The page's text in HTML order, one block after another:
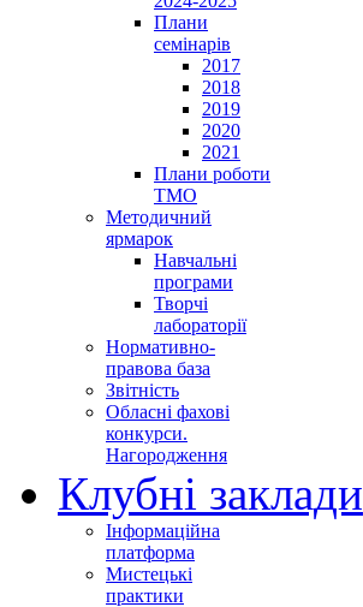
Плани
семінарів
2017
2018
2019
2020
2021
Плани роботи
ТМО
Методичний
ярмарок
Навчальні
програми
Творчі
лабораторії
Нормативно-
правова база
Звітність
Обласні фахові
конкурси.
Нагородження
Клубні заклади
Інформаційна
платформа
Мистецькі
практики